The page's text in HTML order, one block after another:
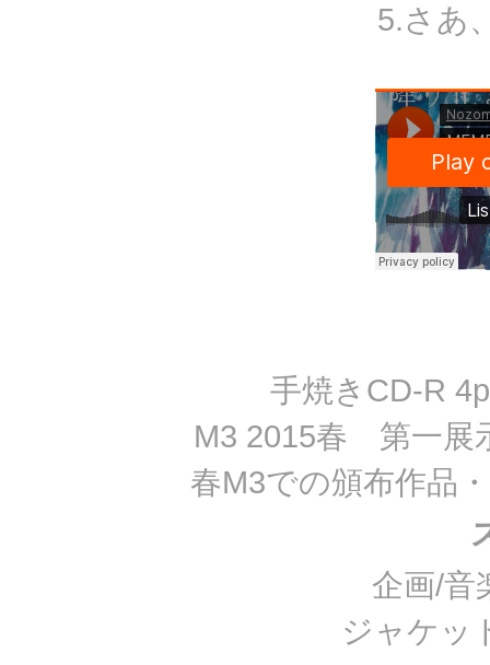
5.さあ
手焼きCD-R
M3 2015春 第一
春M3での頒布作品
企画/
ジャケ